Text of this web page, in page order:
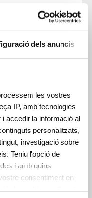
dels anuncis
les vostres
IP, amb tecnologies
accedir la informació al
personalitzats,
investigació sobre
Teniu l'opció de
i amb quins
consentiment en
espanyola
sector
coure
per al mercat
els seus DIUs
de satisfer
sanitaris que
i que els
sinó també per